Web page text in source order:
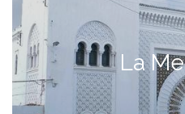
La